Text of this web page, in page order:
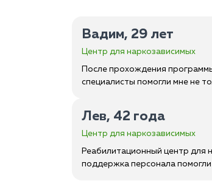
Вадим, 29 лет
Центр для наркозависимых
После прохождения
специалисты помогли мне не
Лев, 42 года
Центр для наркозависимых
Реабилитационный центр для
поддержка персонала